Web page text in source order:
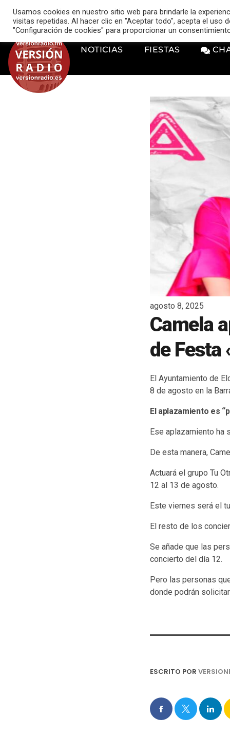
music_note VERSIÓN RADIO
NOTICIAS FIESTAS
agosto 8, 2025
Camela
de Festa
El Ayuntamiento de
8 de agosto en la
El aplazamiento es
Ese aplazamiento ha
De esta manera,
Actuará el grupo Tu
12 al 13 de agosto.
Este viernes será el
El resto de los
Se añade que las
concierto del día 12.
Pero las personas
donde podrán
ESCRITO POR
Usamos cookies en nuestro sitio web para brindarle la
visitas repetidas. Al hacer clic en "Aceptar todo", acepta el uso
"Configuración de cookies" para proporcionar un